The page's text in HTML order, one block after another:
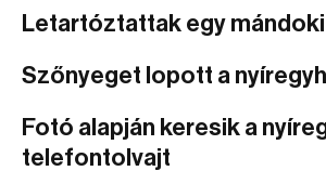
Letartóztattak egy
Szőnyeget lopott a
Fotó alapján keresik a
telefontolvajt